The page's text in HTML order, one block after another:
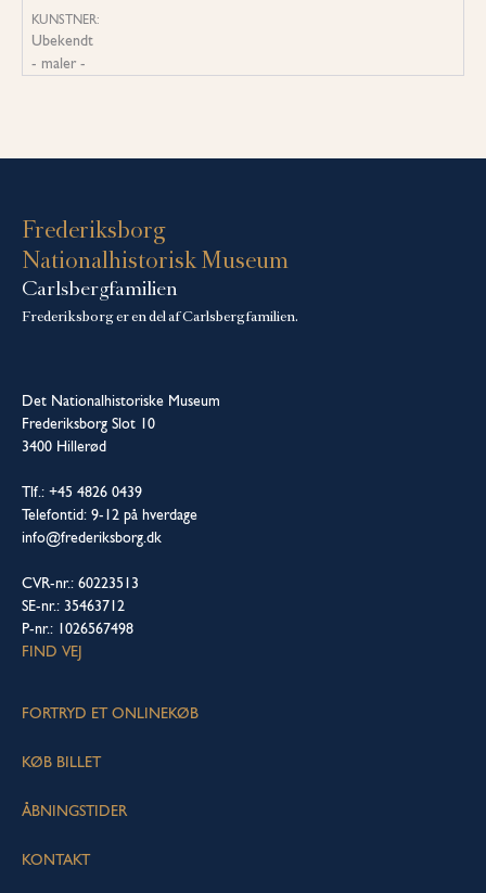
KUNSTNER:
Ubekendt
- maler -
Frederiksborg
Nationalhistorisk Museum
Carlsbergfamilien
Frederiksborg er en del af Carlsbergfamilien.
Det Nationalhistoriske Museum
Frederiksborg Slot 10
3400 Hillerød
Tlf.: +45 4826 0439
Telefontid: 9-12 på hverdage
info@frederiksborg.dk
CVR-nr.: 60223513
SE-nr.: 35463712
P-nr.: 1026567498
FIND VEJ
FORTRYD ET ONLINEKØB
KØB BILLET
ÅBNINGSTIDER
KONTAKT